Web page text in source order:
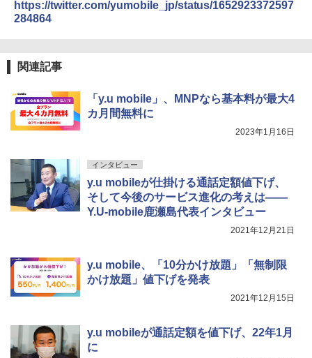
https://twitter.com/yumobile_jp/status/1652923372597
284864
関連記事
「y.u mobile」、MNPなら基本料が最大4
カ月間無料に
2023年1月16日
インタビュー
y.u mobileが仕掛ける通話定額値下げ、
そして今後のサービス進化の考えは――
Y.U-mobile鹿瀬島代表インタビュー
2021年12月21日
y.u mobile、「10分かけ放題」「無制限
かけ放題」値下げを発表
2021年12月15日
y.u mobileが通話定額を値下げ、22年1月
に